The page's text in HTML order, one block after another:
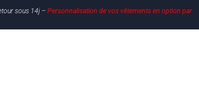
sous 14j – Personnalisation de vos vêtements en option par